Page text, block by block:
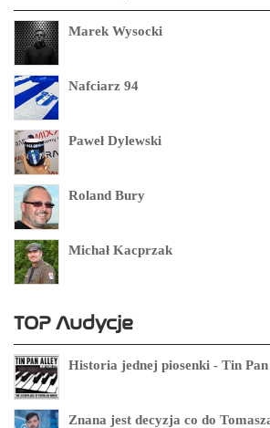
Marek Wysocki
Nafciarz 94
Paweł Dylewski
Roland Bury
Michał Kacprzak
TOP Audycje
Historia jednej piosenki - Tin
Znana jest decyzja co do